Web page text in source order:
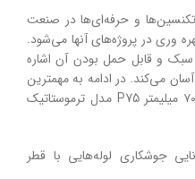
تکنسین‌ها و حرفه‌ای‌ها در صنعت
وری در پروژه‌های آنها می‌‌شود.
سبک و قابل حمل بودن آن اشاره
می‌کند. در ادامه به مهمترین
ویژگی‌های اتو لوله روتنبرگر تا سایز ۷۰ میلیمتر P75 مدل ترموستاتیک
جوشکاری لوله‌هایی با قطر